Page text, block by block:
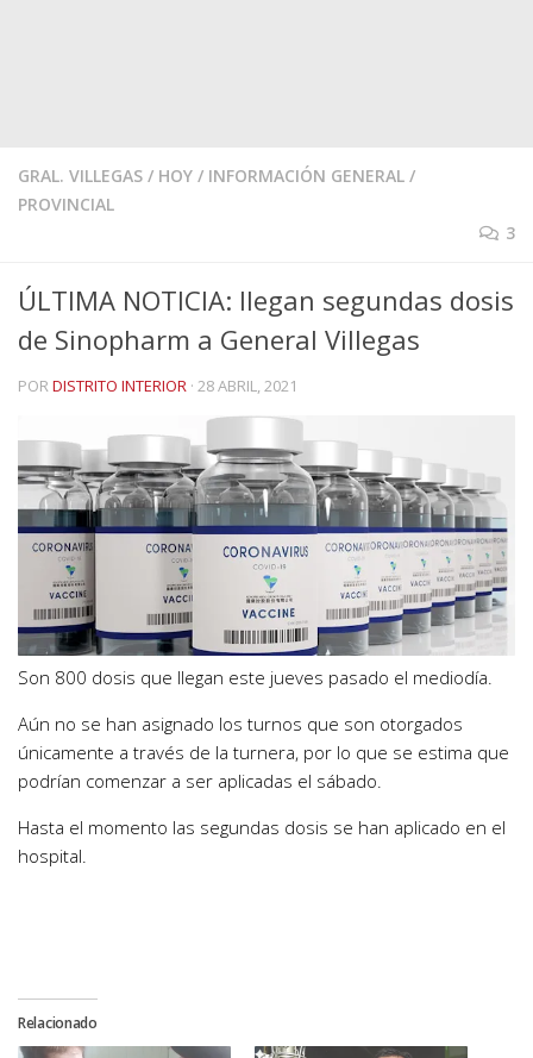
GRAL. VILLEGAS / HOY / INFORMACIÓN GENERAL /
PROVINCIAL
3
ÚLTIMA NOTICIA: llegan segundas dosis
de Sinopharm a General Villegas
PORDISTRITO INTERIOR · 28 ABRIL, 2021
Son 800 dosis que llegan este jueves pasado el mediodía.
Aún no se han asignado los turnos que son otorgados
únicamente a través de la turnera, por lo que se estima que
podrían comenzar a ser aplicadas el sábado.
Hasta el momento las segundas dosis se han aplicado en el
hospital.
Relacionado